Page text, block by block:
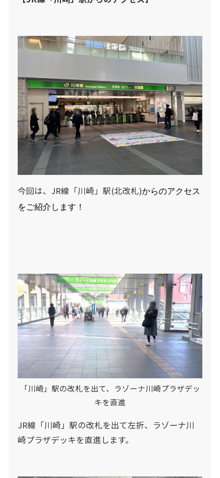
今回は、JR線「川崎」駅(北改札)からのアクセス
をご紹介します！
「川崎」駅の改札を出て、ラゾーナ川崎プラザデッ
キを直進
JR線「川崎」駅の改札を出て左折、ラゾーナ川
崎プラザデッキを直進します。